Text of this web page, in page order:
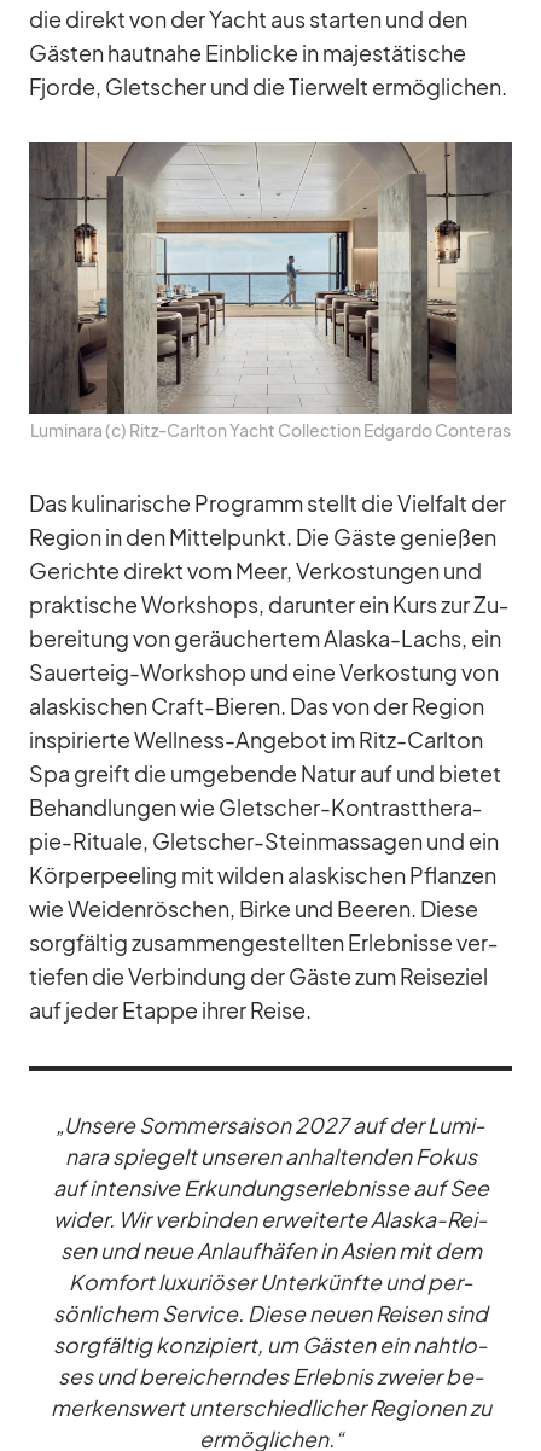
die di­rekt von der Yacht aus star­ten und den
Gäs­ten haut­nahe Ein­bli­cke in ma­jes­tä­ti­sche
Fjorde, Glet­scher und die Tier­welt er­mög­li­chen.
Lu­mi­nara (c) Ritz-Carl­ton Yacht Coll­ec­tion Ed­gardo Con­te­ras
Das ku­li­na­ri­sche Pro­gramm stellt die Viel­falt der
Re­gion in den Mit­tel­punkt. Die Gäste ge­nie­ßen
Ge­richte di­rekt vom Meer, Ver­kos­tun­gen und
prak­ti­sche Work­shops, dar­un­ter ein Kurs zur Zu­
be­rei­tung von ge­räu­cher­tem Alaska-Lachs, ein
Sau­er­teig-Work­shop und eine Ver­kos­tung von
alas­ki­schen Craft-Bie­ren. Das von der Re­gion
in­spi­rierte Well­ness-An­ge­bot im Ritz-Carl­ton
Spa greift die um­ge­bende Na­tur auf und bie­tet
Be­hand­lun­gen wie Glet­scher-Kon­trast­the­ra­
pie-Ri­tuale, Glet­scher-Stein­mas­sa­gen und ein
Kör­per­pee­ling mit wil­den alas­ki­schen Pflan­zen
wie Wei­den­rös­chen, Birke und Bee­ren. Diese
sorg­fäl­tig zu­sam­men­ge­stell­ten Er­leb­nisse ver­
tie­fen die Ver­bin­dung der Gäste zum Rei­se­ziel
auf je­der Etappe ih­rer Reise.
„Un­sere Som­mer­sai­son 2027 auf der Lu­mi­
nara spie­gelt un­se­ren an­hal­ten­den Fo­kus
auf in­ten­sive Er­kun­dungs­er­leb­nisse auf See
wi­der. Wir ver­bin­den er­wei­terte Alaska-Rei­
sen und neue An­lauf­hä­fen in Asien mit dem
Kom­fort lu­xu­riö­ser Un­ter­künfte und per­
sön­li­chem Ser­vice. Diese neuen Rei­sen sind
sorg­fäl­tig kon­zi­piert, um Gäs­ten ein naht­lo­
ses und be­rei­chern­des Er­leb­nis zweier be­
mer­kens­wert un­ter­schied­li­cher Re­gio­nen zu
er­mög­li­chen.“